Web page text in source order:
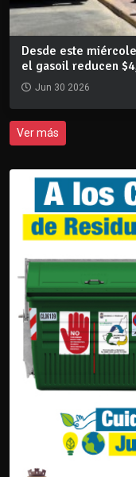
Desde este
el gasoil reducen
Jun 30 2026
Ver más